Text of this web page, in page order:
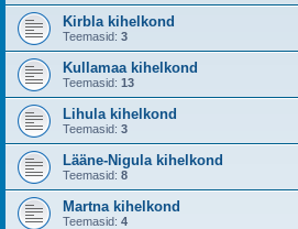
Kirbla kihelkond
Teemasid: 3
Kullamaa kihelkond
Teemasid: 13
Lihula kihelkond
Teemasid: 3
Lääne-Nigula kihelkond
Teemasid: 8
Martna kihelkond
Teemasid: 4